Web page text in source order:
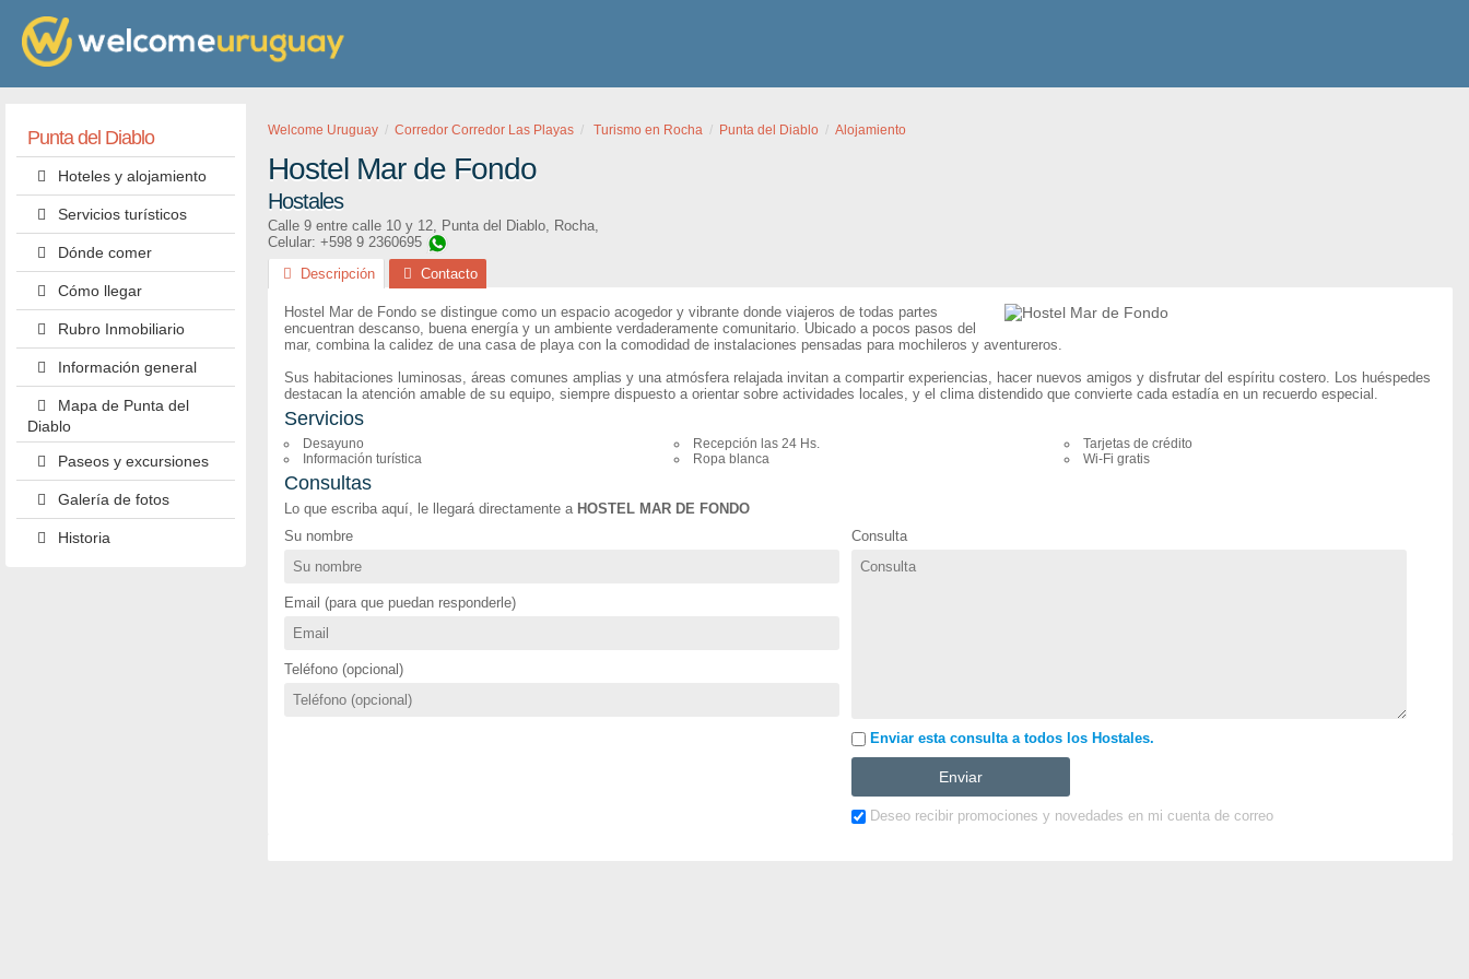
Punta del Diablo
Hoteles y alojamiento
Servicios turísticos
Dónde comer
Cómo llegar
Rubro Inmobiliario
Información general
Mapa de Punta del
Diablo
Paseos y excursiones
Galería de fotos
Historia
Welcome Uruguay Corredor Corredor Las Playas Turismo en Rocha Punta del Diablo Alojamiento
Hostel Mar de Fondo
Hostales
Calle 9 entre calle 10 y 12, Punta del Diablo, Rocha,
Celular: +598 9 2360695
Descripción
Contacto
Hostel Mar de Fondo se distingue como un espacio acogedor y vibrante donde viajeros de todas partes
encuentran descanso, buena energía y un ambiente verdaderamente comunitario. Ubicado a pocos pasos del
mar, combina la calidez de una casa de playa con la comodidad de instalaciones pensadas para mochileros y aventureros.
Sus habitaciones luminosas, áreas comunes amplias y una atmósfera relajada invitan a compartir experiencias, hacer nuevos amigos y disfrutar del espíritu costero. Los huéspedes
destacan la atención amable de su equipo, siempre dispuesto a orientar sobre actividades locales, y el clima distendido que convierte cada estadía en un recuerdo especial.
Servicios
Desayuno
Información turística
Recepción las 24 Hs.
Ropa blanca
Tarjetas de crédito
Wi-Fi gratis
Consultas
Lo que escriba aquí, le llegará directamente a HOSTEL MAR DE FONDO
Su nombre
Email (para que puedan responderle)
Teléfono (opcional)
Consulta
Enviar esta consulta a todos los Hostales.
Deseo recibir promociones y novedades en mi cuenta de correo